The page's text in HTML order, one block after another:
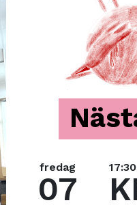
fredag
07